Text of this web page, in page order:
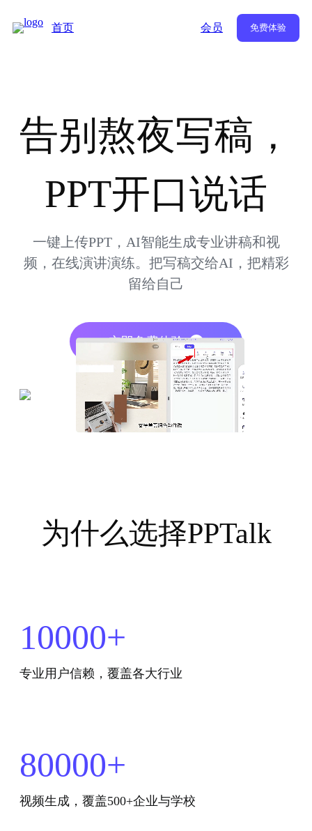
首页 会员 免费体验
告别熬夜写稿，
PPT开口说话
一键上传PPT，AI智能生成专业讲稿和视
频，在线演讲演练。把写稿交给AI，把精彩
留给自己
立即免费体验
为什么选择PPTalk
10000+
专业用户信赖，覆盖各大行业
80000+
视频生成，覆盖500+企业与学校